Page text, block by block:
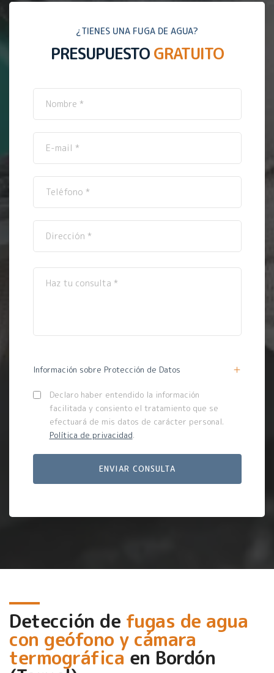
¿TIENES UNA FUGA DE AGUA?
PRESUPUESTO GRATUITO
Información sobre Protección de Datos
Declaro haber entendido la información
facilitada y consiento el tratamiento que se
efectuará de mis datos de carácter personal.
Política de privacidad.
Detección de fugas de agua
con geófono y cámara
termográficaen Bordón